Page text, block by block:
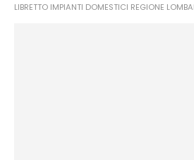
LIBRETTO IMPIANTI DOMESTICI REGIONE